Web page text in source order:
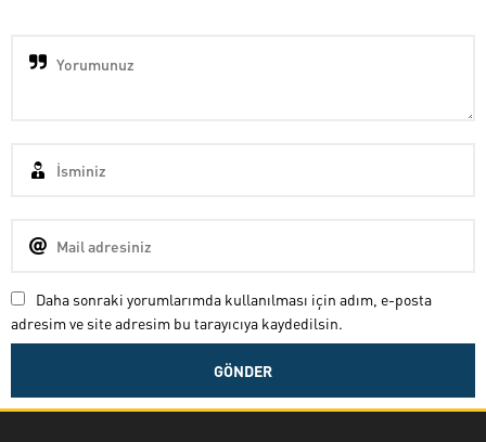
Daha sonraki yorumlarımda kullanılması için adım, e-posta
adresim ve site adresim bu tarayıcıya kaydedilsin.